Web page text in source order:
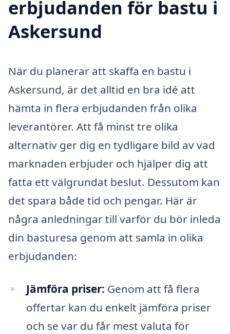
erbjudanden för bastu i
Askersund
När du planerar att skaffa en bastu i
Askersund, är det alltid en bra idé att
hämta in flera erbjudanden från olika
leverantörer. Att få minst tre olika
alternativ ger dig en tydligare bild av vad
marknaden erbjuder och hjälper dig att
fatta ett välgrundat beslut. Dessutom kan
det spara både tid och pengar. Här är
några anledningar till varför du bör inleda
din basturesa genom att samla in olika
erbjudanden:
Jämföra priser: Genom att få flera
offertar kan du enkelt jämföra priser
och se var du får mest valuta för